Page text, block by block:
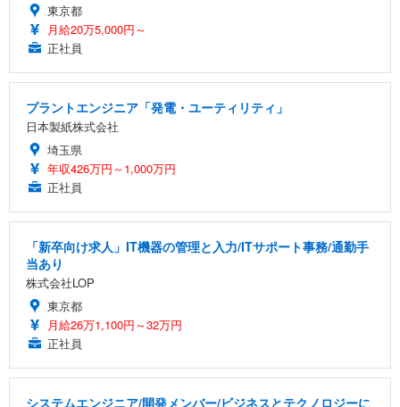
東京都
月給20万5,000円～
正社員
プラントエンジニア「発電・ユーティリティ」
日本製紙株式会社
埼玉県
年収426万円～1,000万円
正社員
「新卒向け求人」IT機器の管理と入力/ITサポート事務/通勤手
当あり
株式会社LOP
東京都
月給26万1,100円～32万円
正社員
システムエンジニア/開発メンバー/ビジネスとテクノロジーに